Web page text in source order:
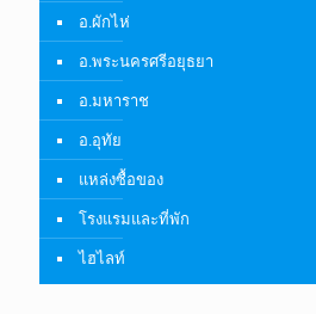
อ.ผักไห่
อ.พระนครศรีอยุธยา
อ.มหาราช
อ.อุทัย
แหล่งซื้อของ
โรงแรมและที่พัก
ไฮไลท์